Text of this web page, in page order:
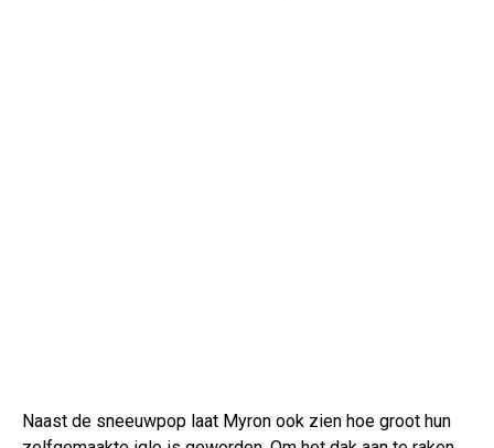
Naast de sneeuwpop laat Myron ook zien hoe groot hun